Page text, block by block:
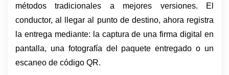
métodos tradicionales a mejores versiones. El
conductor, al llegar al punto de destino, ahora registra
la entrega mediante: la captura de una firma digital en
pantalla, una fotografía del paquete entregado o un
escaneo de código QR.